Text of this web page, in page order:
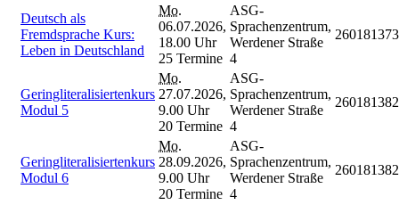
Deutsch als
Fremdsprache Kurs:
Leben in Deutschland
Mo.
06.07.2026,
18.00 Uhr
25 Termine
ASG-
Sprachenzentrum,
Werdener Straße
4
Geringliteralisiertenkurs
Modul 5
Mo.
27.07.2026,
9.00 Uhr
20 Termine
ASG-
Sprachenzentrum,
Werdener Straße
4
Geringliteralisiertenkurs
Modul 6
Mo.
28.09.2026,
9.00 Uhr
20 Termine
ASG-
Sprachenzentrum,
Werdener Straße
4